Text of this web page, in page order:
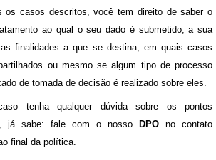
os casos descritos, você tem direito de saber o
ao qual o seu dado é submetido, a sua
finalidades a que se destina, em quais casos
ou mesmo se algum tipo de processo
de tomada de decisão é realizado sobre eles.
tenha qualquer dúvida sobre os pontos
já sabe: fale com o nosso
DPO no contato
final da política.